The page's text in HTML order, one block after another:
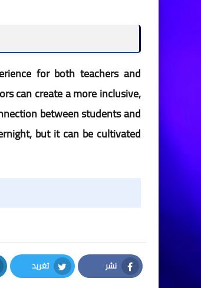
for both teachers and
can create a more inclusive,
between students and
but it can be cultivated
نشر
Facebook
تغريد
Twitter